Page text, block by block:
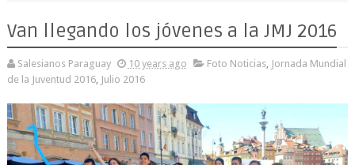
Van llegando los jóvenes a la JMJ 2016
Salesianos Paraguay 10 years ago Foto Noticias, Jornada Mundial
de la Juventud 2016, Julio 2016